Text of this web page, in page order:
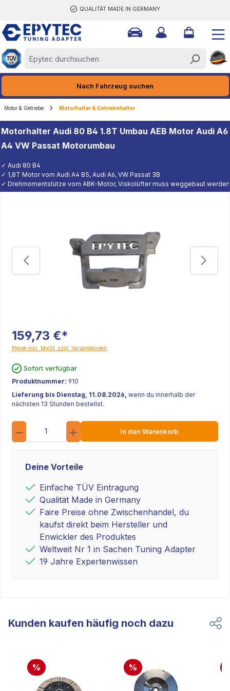
QUALITÄT MADE IN GERMANY
Nach Fahrzeug suchen
Motor & Getriebe Motorhalter & Getriebehalter
Motorhalter Audi 80 B4 1.8T Umbau AEB Motor Audi A6
A4 VW Passat Motorumbau
✓ Audi 80 B4
✓ 1,8T Motor vom Audi A4 B5, Audi A6, VW Passat 3B
✓ Drehmomentstütze vom ABK-Motor, Viskolüfter muss weggebaut werden
159,73 €*
Preise inkl. MwSt. zzgl. Versandkosten
Sofort verfügbar
Produktnummer: 910
Lieferung bis Dienstag, 11.08.2026, wenn du innerhalb der
nächsten 13 Stunden bestellst.
Anzahl
In den Warenkorb
Deine Vorteile
Einfache TÜV Eintragung
Qualität Made in Germany
Faire Preise ohne Zwischenhandel, du
kaufst direkt beim Hersteller und
Enwickler des Produktes
Weltweit Nr 1 in Sachen Tuning Adapter
19 Jahre Expertenwissen
Kunden kaufen häufig noch dazu
% %